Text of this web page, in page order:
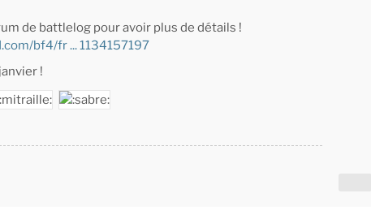
de battlelog pour avoir plus de détails !
bf4/fr ... 1134157197
!